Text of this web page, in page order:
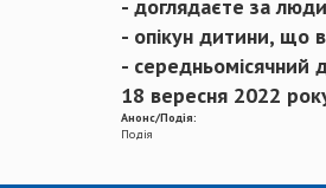
- доглядаєте за
- опікун дитини, що
- середньомісячний
18 вересня 2022
Анонс/Подія:
Подія